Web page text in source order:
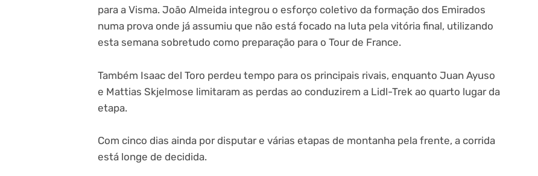
para a Visma. João Almeida integrou o esforço coletivo da formação dos Emirados
numa prova onde já assumiu que não está focado na luta pela vitória final, utilizando
esta semana sobretudo como preparação para o Tour de France.
Também Isaac del Toro perdeu tempo para os principais rivais, enquanto Juan Ayuso
e Mattias Skjelmose limitaram as perdas ao conduzirem a Lidl-Trek ao quarto lugar da
etapa.
Com cinco dias ainda por disputar e várias etapas de montanha pela frente, a corrida
está longe de decidida.